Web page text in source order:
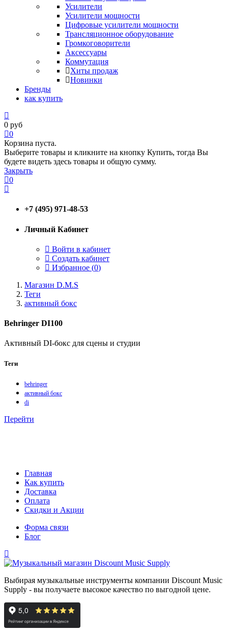
Усилители
Усилители мощности
Цифровые усилители мощности
Трансляционное оборудование
Громкоговорители
Аксессуары
Коммутация
Хиты продаж
Новинки
Бренды
как купить
0 руб
0
Корзина пуста.
Выберите товары и кликните на кнопку Купить, тогда Вы
будете видеть здесь товары и общую сумму.
Закрыть
0
+7 (495) 971-48-53
Личный Кабинет
Войти в кабинет
Создать кабинет
Избранное (0)
Магазин D.M.S
Теги
активный бокс
Behringer DI100
Активный DI-бокс для сцены и студии
Теги
behringer
активный бокс
di
Перейти
Главная
Как купить
Доставка
Оплата
Скидки и Акции
Форма связи
Блог
Выбирая музыкальные инструменты компании Discount Music
Supply - вы получаете высокое качество по выгодной цене.